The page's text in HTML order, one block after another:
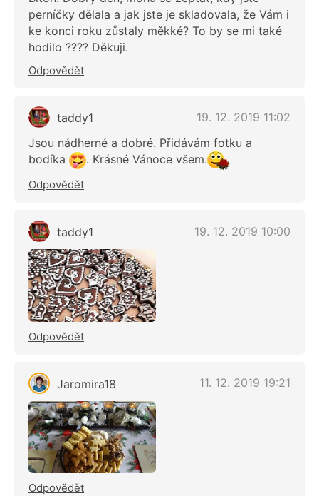
perníčky dělala a jak jste je skladovala, že Vám i
ke konci roku zůstaly měkké? To by se mi také
hodilo ???? Děkuji.
Odpovědět
taddy1
19. 12. 2019 11:02
Jsou nádherné a dobré. Přidávám fotku a
bodíka
. Krásné Vánoce všem.
Odpovědět
taddy1 19. 12. 2019 10:00
Odpovědět
Jaromira18 11. 12. 2019 19:21
Odpovědět